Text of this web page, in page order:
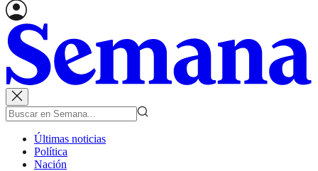
Últimas noticias
Política
Nación